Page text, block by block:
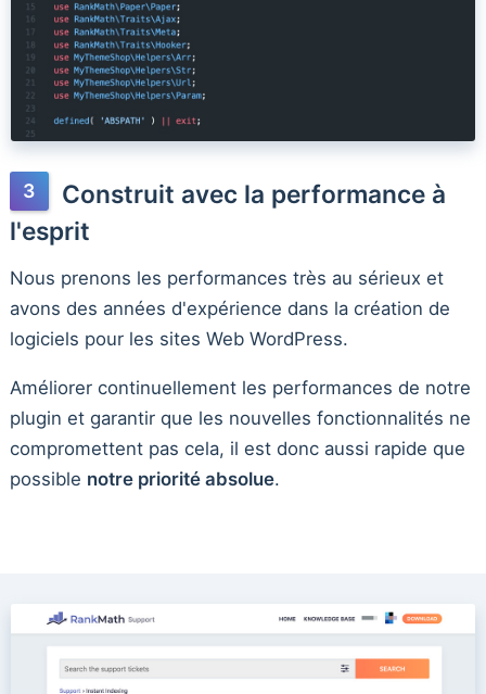
Construit avec la performance à
l'esprit
Nous prenons les performances très au sérieux et
avons des années d'expérience dans la création de
logiciels pour les sites Web WordPress.
Améliorer continuellement les performances de notre
plugin et garantir que les nouvelles fonctionnalités ne
compromettent pas cela, il est donc aussi rapide que
possible notre priorité absolue.